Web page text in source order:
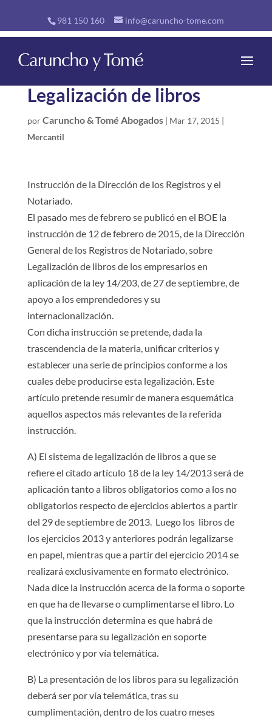
981 150 160 info@caruncho-tome.com
Legalización de libros
porCaruncho & Tomé Abogados| Mar 17, 2015 |
Mercantil
Instrucción de la Dirección de los Registros y el
Notariado.
El pasado mes de febrero se publicó en el BOE la
instrucción de 12 de febrero de 2015, de la Dirección
General de los Registros de Notariado, sobre
Legalización de libros de los empresarios en
aplicación de la ley 14/203, de 27 de septiembre, de
apoyo a los emprendedores y su
internacionalización.
Con dicha instrucción se pretende, dada la
trascendencia de la materia, unificar criterios y
establecer una serie de principios conforme a los
cuales debe producirse esta legalización. Este
artículo pretende resumir de manera esquemática
aquellos aspectos más relevantes de la referida
instrucción.
A) El sistema de legalización de libros a que se
refiere el citado artículo 18 de la ley 14/2013 será de
aplicación tanto a libros obligatorios como a los no
obligatorios respecto de ejercicios abiertos a partir
del 29 de septiembre de 2013. Luego los libros de
los ejercicios 2013 y anteriores podrán legalizarse
en papel, mientras que a partir del ejercicio 2014 se
realizará exclusivamente en formato electrónico.
Nada dice la instrucción acerca de la forma o soporte
en que ha de llevarse o cumplimentarse el libro. Lo
que la instrucción determina es que habrá de
presentarse para su legalización en soporte
electrónico y por vía telemática.
B) La presentación de los libros para su legalización
deberá ser por vía telemática, tras su
cumplimentación, dentro de los cuatro meses